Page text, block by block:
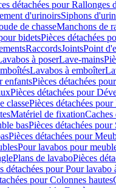
détachées pour Rallonges
d'urinoirsSiphons
de chasseManchons de
bidetsPièces détachées
RaccordsJointsPoint
à poserLave-mains
Lavabos à emboîter
enfantsPièces détachées
Pièces détachées pour
classePièces détachées
Matériel de fixationCaches
basPièces détachées
Pièces détachées pour
Pour lavabos pour
Plans de lavaboPièces
détachées pour Pour lavabo
pour Colonnes hautes